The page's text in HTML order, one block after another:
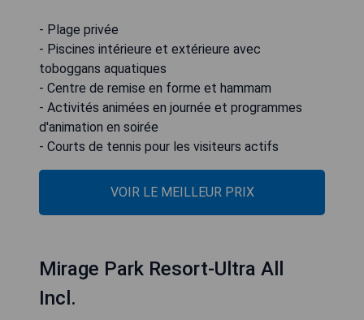
- Plage privée
- Piscines intérieure et extérieure avec
toboggans aquatiques
- Centre de remise en forme et hammam
- Activités animées en journée et programmes
d'animation en soirée
- Courts de tennis pour les visiteurs actifs
VOIR LE MEILLEUR PRIX
Mirage Park Resort-Ultra All
Incl.